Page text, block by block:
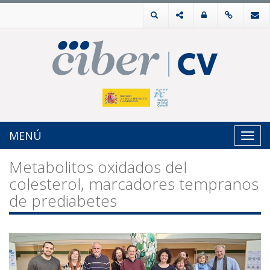
MENÚ
Metabolitos oxidados del
colesterol, marcadores tempranos
de prediabetes